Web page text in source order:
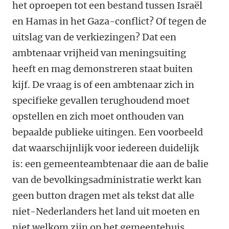
het oproepen tot een bestand tussen Israël
en Hamas in het Gaza-conflict? Of tegen de
uitslag van de verkiezingen? Dat een
ambtenaar vrijheid van meningsuiting
heeft en mag demonstreren staat buiten
kijf. De vraag is of een ambtenaar zich in
specifieke gevallen terughoudend moet
opstellen en zich moet onthouden van
bepaalde publieke uitingen. Een voorbeeld
dat waarschijnlijk voor iedereen duidelijk
is: een gemeenteambtenaar die aan de balie
van de bevolkingsadministratie werkt kan
geen button dragen met als tekst dat alle
niet-Nederlanders het land uit moeten en